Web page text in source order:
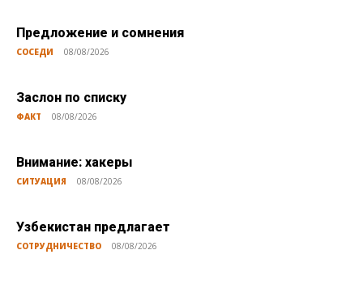
Предложение и сомнения
СОСЕДИ 08/08/2026
Заслон по списку
ФАКТ 08/08/2026
Внимание: хакеры
СИТУАЦИЯ 08/08/2026
Узбекистан предлагает
СОТРУДНИЧЕСТВО 08/08/2026